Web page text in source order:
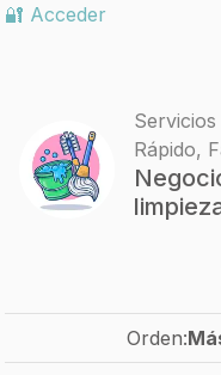
🔐 Acceder
Rápido,
Orden: